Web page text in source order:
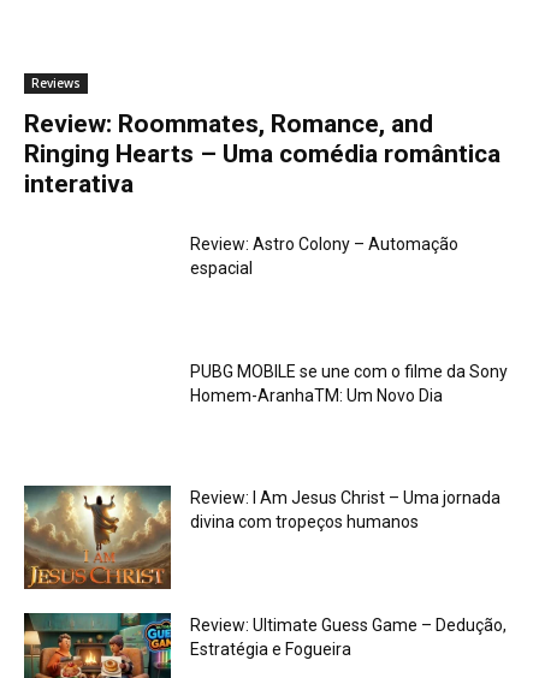
Reviews
Review: Roommates, Romance, and
Ringing Hearts – Uma comédia romântica
interativa
Review: Astro Colony – Automação
espacial
PUBG MOBILE se une com o filme da Sony
Homem-AranhaTM: Um Novo Dia
Review: I Am Jesus Christ – Uma jornada
divina com tropeços humanos
Review: Ultimate Guess Game – Dedução,
Estratégia e Fogueira